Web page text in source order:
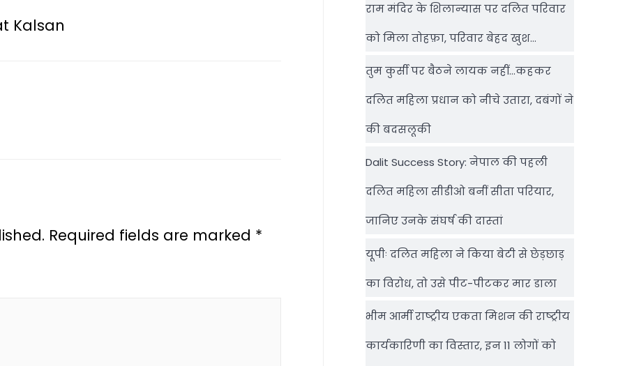
Kalsan
Required fields are marked *
राम मंदिर के शिलान्‍यास पर दलित परिवार
को मिला तोहफ़ा, परिवार बेहद खुश…
तुम कुर्सी पर बैठने लायक नहीं…कहकर
दलित महिला प्रधान को नीचे उतारा, दबंगों ने
की बदसलूकी
Dalit Success Story: नेपाल की पहली
दलित महिला सीडीओ बनीं सीता परियार,
जानिए उनके संघर्ष की दास्‍तां
यूपीः दलित महिला ने किया बेटी से छेड़छाड़
का विरोध, तो उसे पीट-पीटकर मार डाला
भीम आर्मी राष्‍ट्रीय एकता मिशन की राष्‍ट्रीय
कार्यकारिणी का विस्तार, इन 11 लोगों को